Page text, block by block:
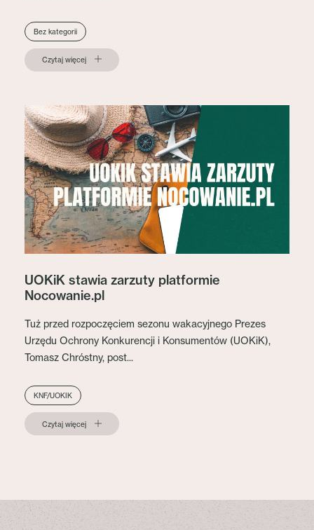
Bez kategorii
Czytaj więcej
UOKiK stawia zarzuty platformie
Nocowanie.pl
Tuż przed rozpoczęciem sezonu wakacyjnego Prezes
Urzędu Ochrony Konkurencji i Konsumentów (UOKiK),
Tomasz Chróstny, post...
KNF/UOKIK
Czytaj więcej